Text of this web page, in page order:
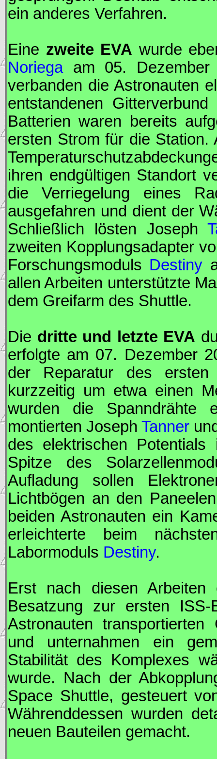
ein anderes Verfahren.
Eine zweite EVA wurde
Noriegaam 05. Dezember
verbanden die Astronauten
entstandenen Gitterverbund
Batterien waren bereits
ersten Strom für die Station.
ihren endgültigen Standort
die Verriegelung eines
ausgefahren und dient der
Schließlich lösten Joseph
zweiten Kopplungsadapter
Forschungsmoduls Destiny
allen Arbeiten unterstützte
dem Greifarm des Shuttle.
Die dritte und letzte EVA
erfolgte am 07. Dezember
der Reparatur des ersten
kurzzeitig um etwa einen
wurden die Spanndrähte
montierten JosephTanner
des elektrischen
Spitze des
Aufladung sollen
Lichtbögen an den
beiden Astronauten ein
erleichterte beim
Labormoduls Destiny.
Erst nach diesen
Besatzung zur ersten ISS-
Astronauten
und unternahmen ein
Stabilität des Komplexes
wurde. Nach der
Space Shuttle, gesteuert
Währenddessen wurden
neuen Bauteilen gemacht.